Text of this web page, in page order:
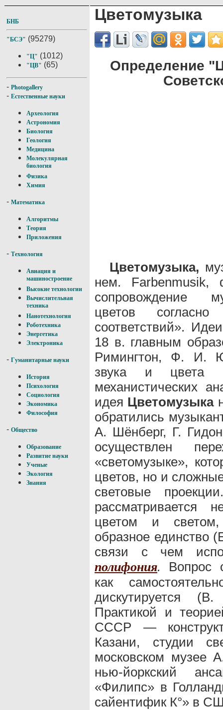
БНБ
"БСЭ" (95279)
"Ц" (1012)
"ЦВ" (65)
- Photogallery
- Естественные науки
Археология
Астрономия
Биология
Геология
Медицина
Молекулярная
биология
Физика
Химия
- Математика
Алгоритмы
Теория
Приложения
- Технология
Авиация и
машиностроение
Высокие технологии
Вычислительная
техника
Нанотехнология
Роботехника
Энергетика
Электроника
- Гуманитарные науки
История
Психология
Социология
Экономика
Философия
- Общество
Образование
Развитие науки
Ученые
Экология
Знания
Цветомузыка
Определение
Цветомузыка,
нем. Farbenmusik,
сопровождение
цветов
соответствий».
18 в. главным
Римингтон, Ф. И.
звука и цвета
механистических
идея Цветомузыка
обратились
А. Шёнберг, Г.
осуществлен
«светомузыке»,
цветов, но и
световые
рассматривается
цветом и светом,
образное
связи с чем
полифония. Вопрос
как
дискутируется
Практикой и
СССР —
Казани, студии
московском
нью-йоркский
«Филипс» в
сайентифик К°» в